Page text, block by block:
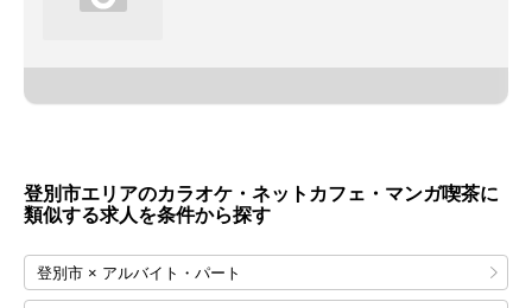
登別市エリアのカラオケ・ネットカフェ・マンガ喫茶に
類似する求人を条件から探す
登別市 × アルバイト・パート